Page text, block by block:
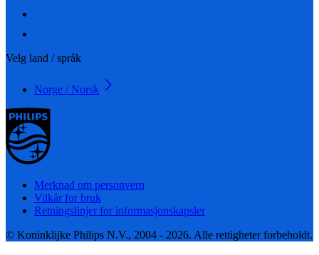
Velg land / språk
Norge / Norsk
Merknad om personvern
Vilkår for bruk
Retningslinjer for informasjonskapsler
© Koninklijke Philips N.V., 2004 - 2026. Alle rettigheter forbeholdt.